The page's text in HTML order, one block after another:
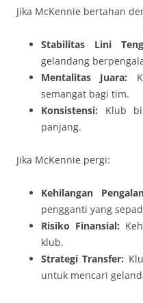
Jika McKennie bertahan
Stabilitas Lini
gelandang
Mentalitas Juara:
semangat bagi tim.
Konsistensi: Klub
panjang.
Jika McKennie pergi:
Kehilangan
pengganti yang
Risiko Finansial:
klub.
Strategi Transfer:
untuk mencari